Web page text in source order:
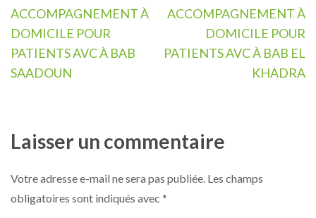
Navigation
de
l’article
ACCOMPAGNEMENT À
DOMICILE POUR
PATIENTS AVC À BAB
SAADOUN
ACCOMPAGNEMENT À
DOMICILE POUR
PATIENTS AVC À BAB EL
KHADRA
Laisser un commentaire
Votre adresse e-mail ne sera pas publiée. Les champs
obligatoires sont indiqués avec *